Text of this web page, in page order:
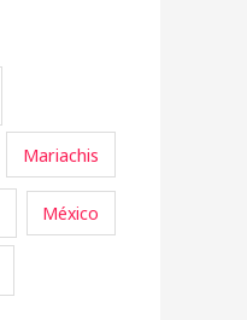
Mariachis
México